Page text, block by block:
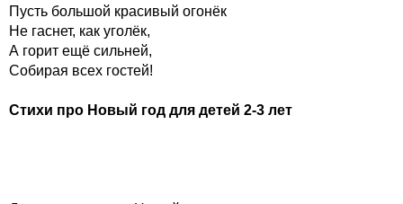
Пусть большой красивый огонёк
Не гаснет, как уголёк,
А горит ещё сильней,
Собирая всех гостей!
Стихи про Новый год для детей 2-3 лет